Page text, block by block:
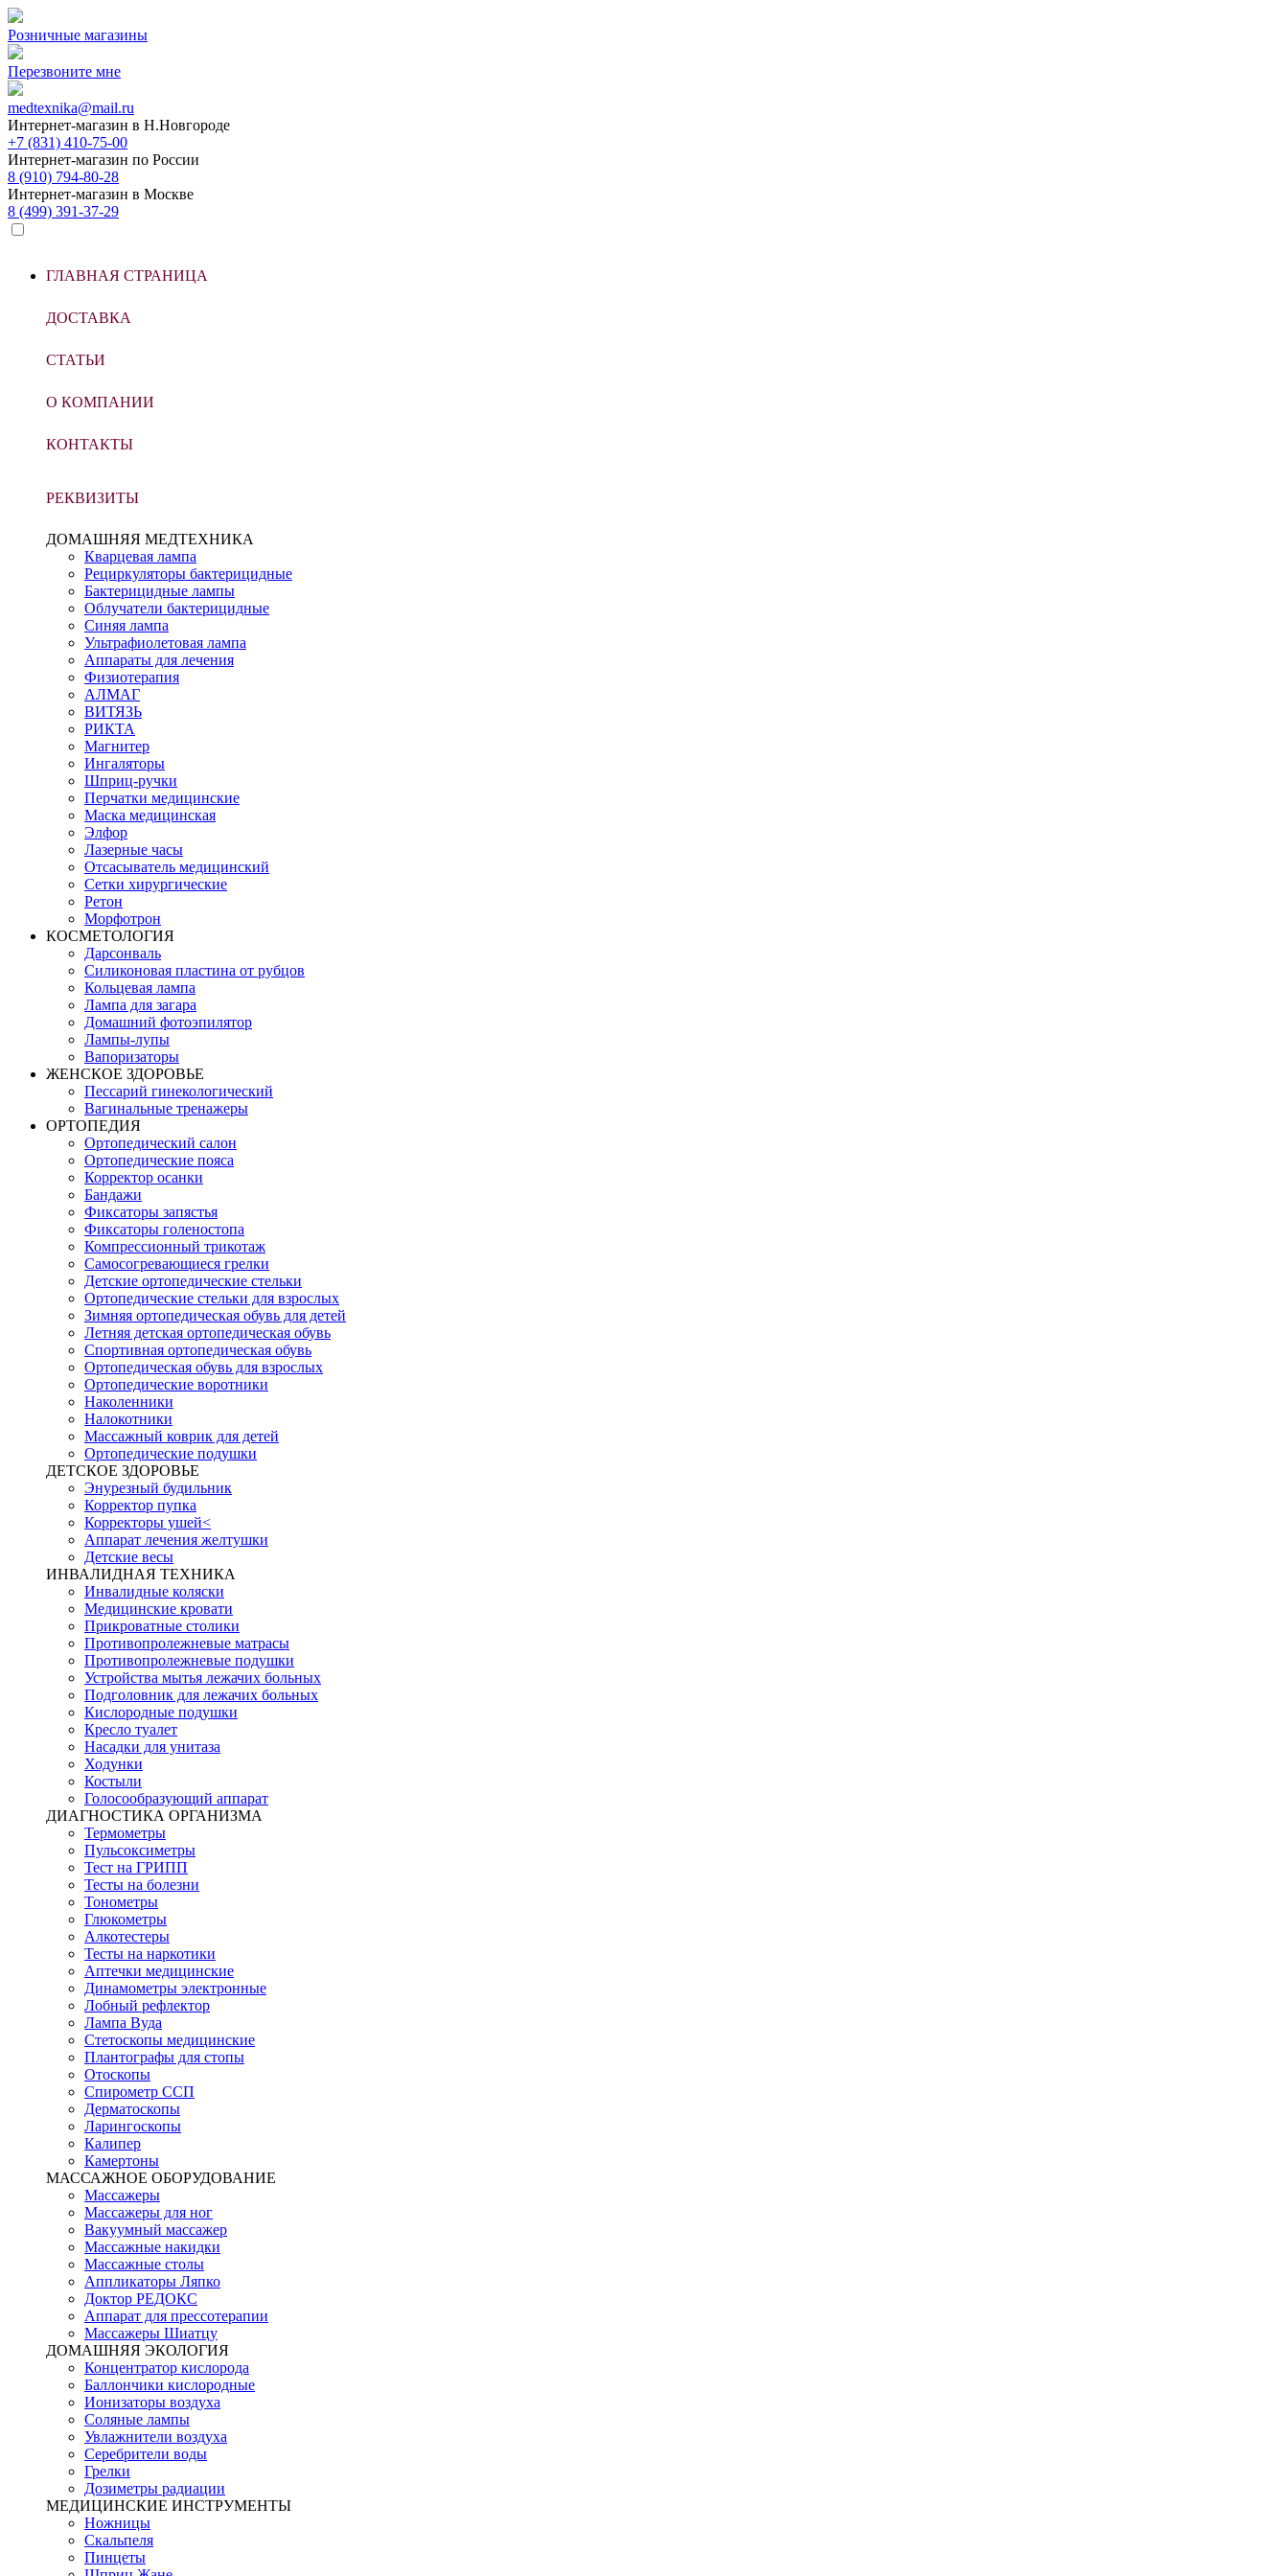
Розничные магазины
Перезвоните мне
medtexnika@mail.ru
Интернет-магазин в Н.Новгороде
+7 (831) 410-75-00
Интернет-магазин по России
8 (910) 794-80-28
Интернет-магазин в Москве
8 (499) 391-37-29
ГЛАВНАЯ СТРАНИЦА
ДОСТАВКА
СТАТЬИ
О КОМПАНИИ
КОНТАКТЫ
РЕКВИЗИТЫ
ДОМАШНЯЯ МЕДТЕХНИКА
Кварцевая лампа
Рециркуляторы бактерицидные
Бактерицидные лампы
Облучатели бактерицидные
Синяя лампа
Ультрафиолетовая лампа
Аппараты для лечения
Физиотерапия
АЛМАГ
ВИТЯЗЬ
РИКТА
Магнитер
Ингаляторы
Шприц-ручки
Перчатки медицинские
Маска медицинская
Элфор
Лазерные часы
Отсасыватель медицинский
Сетки хирургические
Ретон
Морфотрон
КОСМЕТОЛОГИЯ
Дарсонваль
Силиконовая пластина от рубцов
Кольцевая лампа
Лампа для загара
Домашний фотоэпилятор
Лампы-лупы
Вапоризаторы
ЖЕНСКОЕ ЗДОРОВЬЕ
Пессарий гинекологический
Вагинальные тренажеры
ОРТОПЕДИЯ
Ортопедический салон
Ортопедические пояса
Корректор осанки
Бандажи
Фиксаторы запястья
Фиксаторы голеностопа
Компрессионный трикотаж
Самосогревающиеся грелки
Детские ортопедические стельки
Ортопедические стельки для взрослых
Зимняя ортопедическая обувь для детей
Летняя детская ортопедическая обувь
Спортивная ортопедическая обувь
Ортопедическая обувь для взрослых
Ортопедические воротники
Наколенники
Налокотники
Массажный коврик для детей
Ортопедические подушки
ДЕТСКОЕ ЗДОРОВЬЕ
Энурезный будильник
Корректор пупка
Корректоры ушей<
Аппарат лечения желтушки
Детские весы
ИНВАЛИДНАЯ ТЕХНИКА
Инвалидные коляски
Медицинские кровати
Прикроватные столики
Противопролежневые матрасы
Противопролежневые подушки
Устройства мытья лежачих больных
Подголовник для лежачих больных
Кислородные подушки
Кресло туалет
Насадки для унитаза
Ходунки
Костыли
Голосообразующий аппарат
ДИАГНОСТИКА ОРГАНИЗМА
Термометры
Пульсоксиметры
Тест на ГРИПП
Тесты на болезни
Тонометры
Глюкометры
Алкотестеры
Тесты на наркотики
Аптечки медицинские
Динамометры электронные
Лобный рефлектор
Лампа Вуда
Стетоскопы медицинские
Плантографы для стопы
Отоскопы
Спирометр ССП
Дерматоскопы
Ларингоскопы
Калипер
Камертоны
МАССАЖНОЕ ОБОРУДОВАНИЕ
Массажеры
Массажеры для ног
Вакуумный массажер
Массажные накидки
Массажные столы
Аппликаторы Ляпко
Доктор РЕДОКС
Аппарат для прессотерапии
Массажеры Шиатцу
ДОМАШНЯЯ ЭКОЛОГИЯ
Концентратор кислорода
Баллончики кислородные
Ионизаторы воздуха
Соляные лампы
Увлажнители воздуха
Серебрители воды
Грелки
Дозиметры радиации
МЕДИЦИНСКИЕ ИНСТРУМЕНТЫ
Ножницы
Скальпеля
Пинцеты